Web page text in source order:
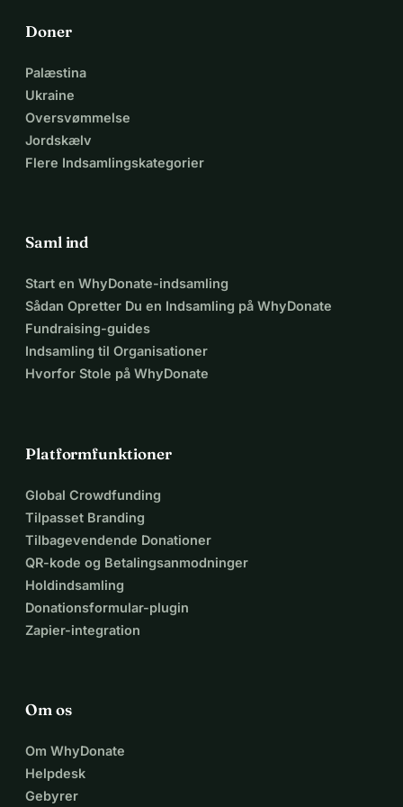
Doner
Palæstina
Ukraine
Oversvømmelse
Jordskælv
Flere Indsamlingskategorier
Saml ind
Start en WhyDonate-indsamling
Sådan Opretter Du en Indsamling på WhyDonate
Fundraising-guides
Indsamling til Organisationer
Hvorfor Stole på WhyDonate
Platformfunktioner
Global Crowdfunding
Tilpasset Branding
Tilbagevendende Donationer
QR-kode og Betalingsanmodninger
Holdindsamling
Donationsformular-plugin
Zapier-integration
Om os
Om WhyDonate
Helpdesk
Gebyrer